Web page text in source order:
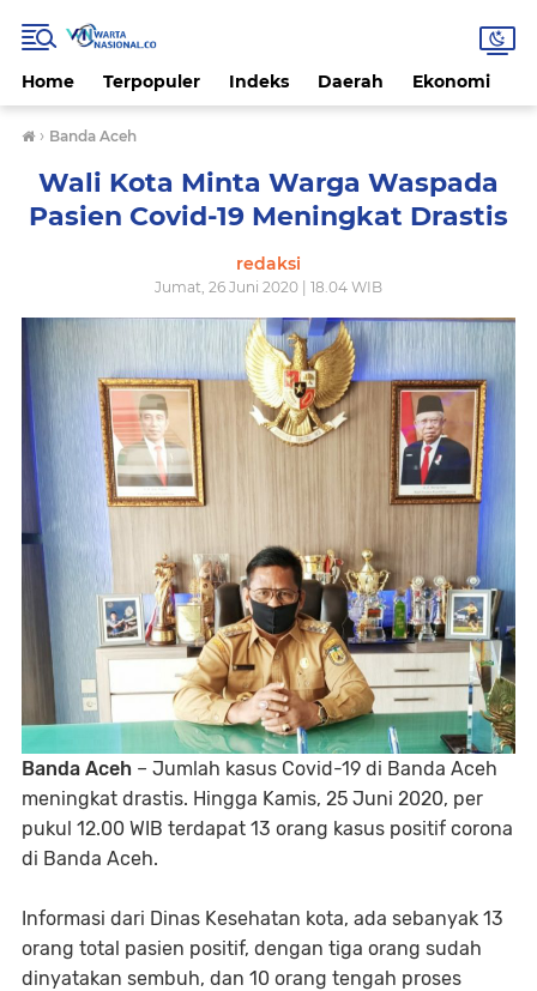
Home Terpopuler Indeks Daerah Ekonomi
› Banda Aceh
Wali Kota Minta Warga Waspada
Pasien Covid-19 Meningkat Drastis
redaksi
Jumat, 26 Juni 2020 | 18.04 WIB
Banda Aceh – Jumlah kasus Covid-19 di Banda Aceh
meningkat drastis. Hingga Kamis, 25 Juni 2020, per
pukul 12.00 WIB terdapat 13 orang kasus positif corona
di Banda Aceh.
Informasi dari Dinas Kesehatan kota, ada sebanyak 13
orang total pasien positif, dengan tiga orang sudah
dinyatakan sembuh, dan 10 orang tengah proses